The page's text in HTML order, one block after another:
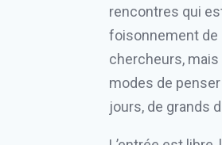
rencontres qui
foisonnement de
chercheurs,
modes de
jours, de grands